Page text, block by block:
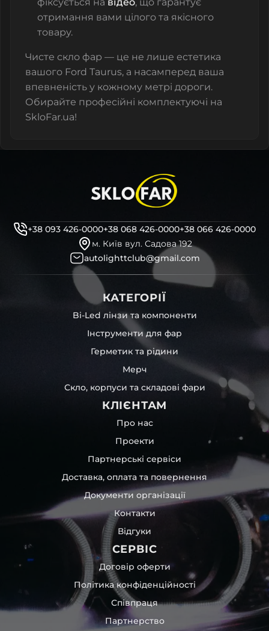
отримання вами цілого та якісного
товару.
Чисте скло фар — це не лише естетика
вашого Ford Taurus, а насамперед ваша
впевненість у кожному метрі дороги.
Обирайте професійні комплектуючі на
SkloFar.ua!
+38 093 426-0000+38 068 426-0000+38 066 426-0000
м. Київ вул. Садова 192
autolighttclub@gmail.com
КАТЕГОРІЇ
Bi-Led лінзи та компоненти
Інструменти для фар
Герметик та рідини
Мерч
Скло, корпуси та складові фари
КЛІЄНТАМ
Про нас
Проекти
Партнерські сервіси
Доставка, оплата та повернення
Документи організації
Контакти
Відгуки
СЕРВІС
Договір оферти
Політика конфіденційності
Співпраця
Партнерство